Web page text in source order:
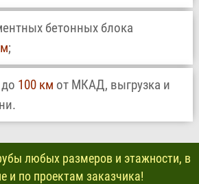
бетонных блока
;
100 км от МКАД, выгрузка и
любых размеров и этажности, в
и по проектам заказчика!